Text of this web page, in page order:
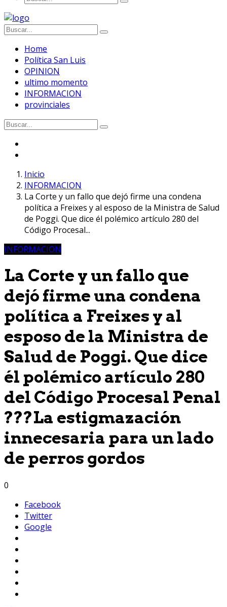
Home
Política San Luis
OPINION
ultimo momento
INFORMACION
provinciales
Inicio
INFORMACION
La Corte y un fallo que dejó firme una condena
política a Freixes y al esposo de la Ministra de Salud
de Poggi. Que dice él polémico artículo 280 del
Código Procesal...
INFORMACION
La Corte y un fallo que
dejó firme una condena
política a Freixes y al
esposo de la Ministra de
Salud de Poggi. Que dice
él polémico artículo 280
del Código Procesal Penal
???La estigmazación
innecesaria para un lado
de perros gordos
0
Facebook
Twitter
Google